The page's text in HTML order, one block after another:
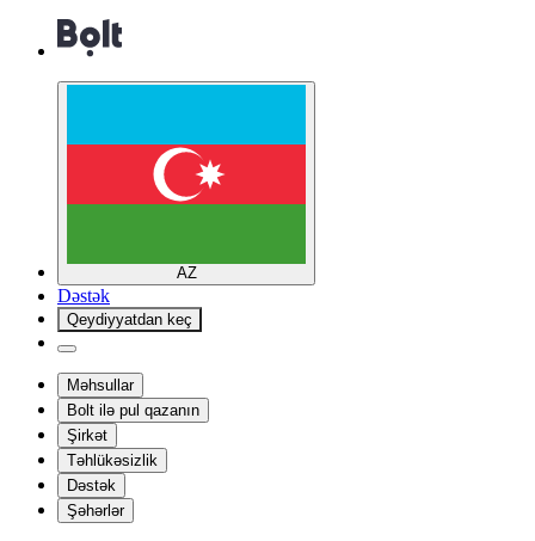
AZ
Dəstək
Qeydiyyatdan keç
Məhsullar
Bolt ilə pul qazanın
Şirkət
Təhlükəsizlik
Dəstək
Şəhərlər